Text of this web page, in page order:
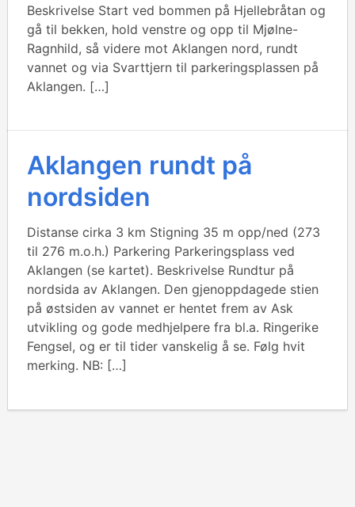
Beskrivelse Start ved bommen på Hjellebråtan og
gå til bekken, hold venstre og opp til Mjølne-
Ragnhild, så videre mot Aklangen nord, rundt
vannet og via Svarttjern til parkeringsplassen på
Aklangen. […]
Aklangen rundt på
nordsiden
Distanse cirka 3 km Stigning 35 m opp/ned (273
til 276 m.o.h.) Parkering Parkeringsplass ved
Aklangen (se kartet). Beskrivelse Rundtur på
nordsida av Aklangen. Den gjenoppdagede stien
på østsiden av vannet er hentet frem av Ask
utvikling og gode medhjelpere fra bl.a. Ringerike
Fengsel, og er til tider vanskelig å se. Følg hvit
merking. NB: […]